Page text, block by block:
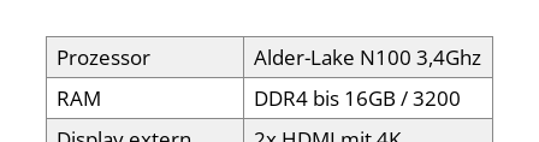
Prozessor
Alder-Lake N100 3,4Ghz
RAM
DDR4 bis 16GB / 3200